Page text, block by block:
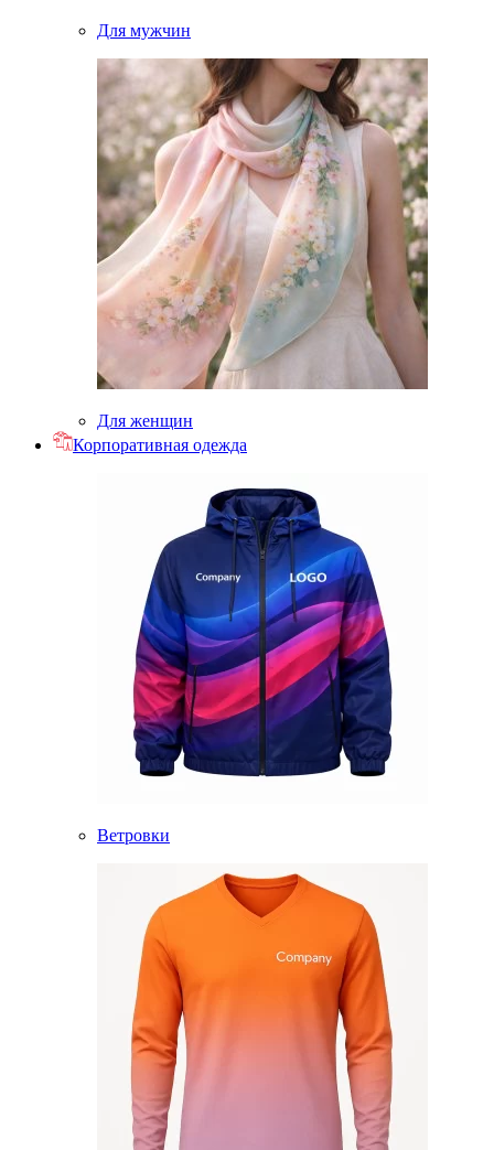
Для мужчин
Для женщин
Корпоративная одежда
Ветровки